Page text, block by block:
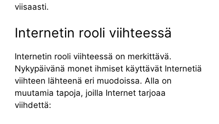
viisaasti.
Internetin rooli viihteessä
Internetin rooli viihteessä on merkittävä.
Nykypäivänä monet ihmiset käyttävät Internetiä
viihteen lähteenä eri muodoissa. Alla on
muutamia tapoja, joilla Internet tarjoaa
viihdettä: